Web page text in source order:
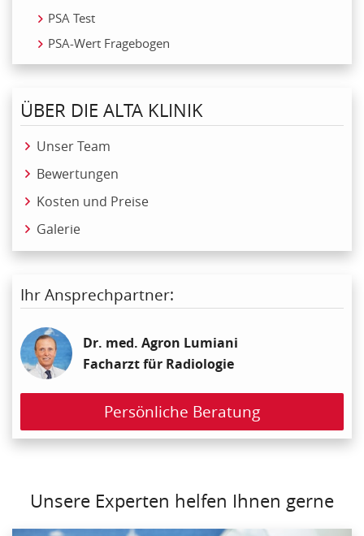
PSA Test
PSA-Wert Fragebogen
ÜBER DIE ALTA KLINIK
Unser Team
Bewertungen
Kosten und Preise
Galerie
Ihr Ansprechpartner:
Dr. med. Agron Lumiani
Facharzt für Radiologie
Persönliche Beratung
Unsere Experten helfen Ihnen gerne